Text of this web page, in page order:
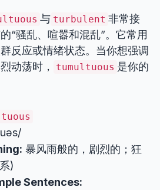
与 turbulent 非常接
“骚乱、喧嚣和混乱”。它常用
反应或情绪状态。当你想强调
动荡时，
tumultuous 是你的
暴风雨般的，剧烈的；狂
)
Sentences: